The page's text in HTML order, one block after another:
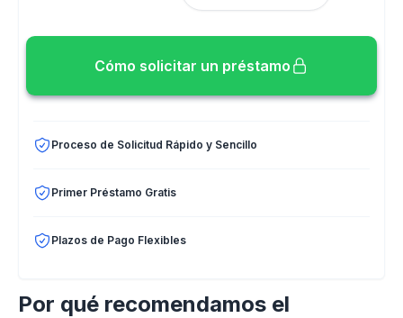
Cómo solicitar un préstamo
Proceso de Solicitud Rápido y Sencillo
Primer Préstamo Gratis
Plazos de Pago Flexibles
Por qué recomendamos el